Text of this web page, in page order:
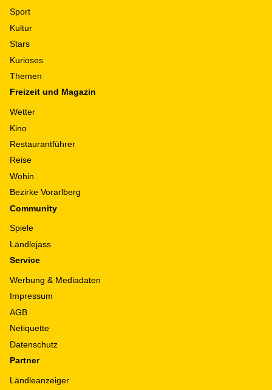
Sport
Kultur
Stars
Kurioses
Themen
Freizeit und Magazin
Wetter
Kino
Restaurantführer
Reise
Wohin
Bezirke Vorarlberg
Community
Spiele
Ländlejass
Service
Werbung & Mediadaten
Impressum
AGB
Netiquette
Datenschutz
Partner
Ländleanzeiger